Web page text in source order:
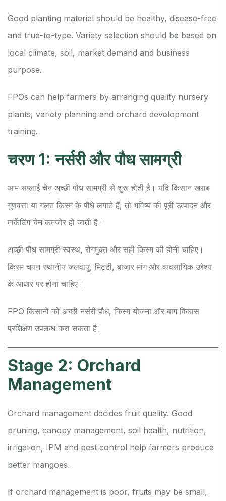
Good planting material should be healthy, disease-free
and true-to-type. Variety selection should be based on
local climate, soil, market demand and business
purpose.
FPOs can help farmers by arranging quality nursery
plants, variety planning and orchard development
training.
चरण 1: नर्सरी और पौध सामग्री
आम सप्लाई चेन अच्छी पौध सामग्री से शुरू होती है। यदि किसान खराब
गुणवत्ता या गलत किस्म के पौधे लगाते हैं, तो भविष्य की पूरी उत्पादन और
मार्केटिंग चेन कमजोर हो जाती है।
अच्छी पौध सामग्री स्वस्थ, रोगमुक्त और सही किस्म की होनी चाहिए।
किस्म चयन स्थानीय जलवायु, मिट्टी, बाजार मांग और व्यवसायिक उद्देश्य
के आधार पर होना चाहिए।
FPO किसानों को अच्छी नर्सरी पौध, किस्म योजना और बाग विकास
प्रशिक्षण उपलब्ध करा सकता है।
Stage 2: Orchard
Management
Orchard management decides fruit quality. Good
pruning, canopy management, soil health, nutrition,
irrigation, IPM and pest control help farmers produce
better mangoes.
If orchard management is poor, fruits may be small,